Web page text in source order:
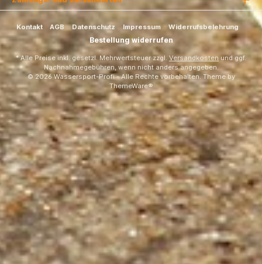
Kontakt AGB Datenschutz Impressum Widerrufsbelehrung
Bestellung widerrufen
* Alle Preise inkl. gesetzl. Mehrwertsteuer zzgl. Versandkosten und ggf.
Nachnahmegebühren, wenn nicht anders angegeben.
© 2026 Wassersport-Profi - Alle Rechte vorbehalten. Theme by
ThemeWare®